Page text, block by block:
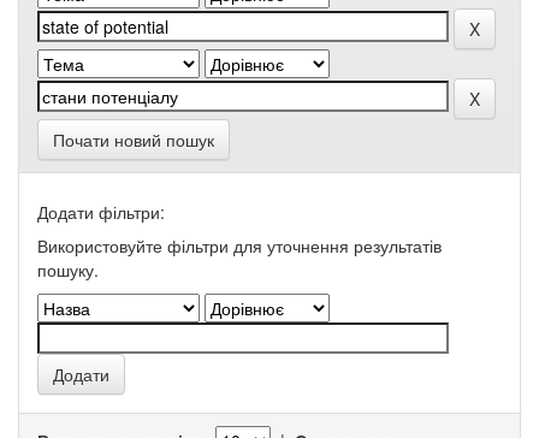
Почати новий пошук
Додати фільтри:
Використовуйте фільтри для уточнення результатів
пошуку.